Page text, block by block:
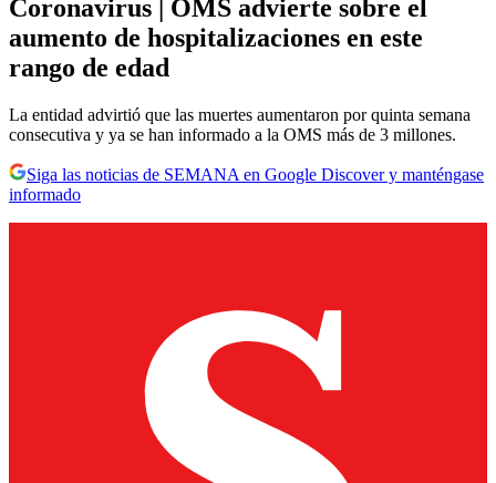
Coronavirus | OMS advierte sobre el
aumento de hospitalizaciones en este
rango de edad
La entidad advirtió que las muertes aumentaron por quinta semana
consecutiva y ya se han informado a la OMS más de 3 millones.
Siga las noticias de SEMANA en Google Discover y manténgase
informado